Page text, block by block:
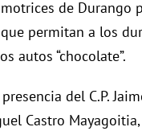
de
permitan a los
autos “chocolate”.
del C.P.
Castro